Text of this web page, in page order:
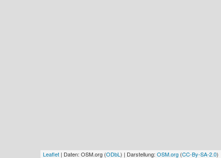
Leaflet | Daten: OSM.org (ODbL ) | Darstellung: OSM.org (CC-By-SA-2.0)